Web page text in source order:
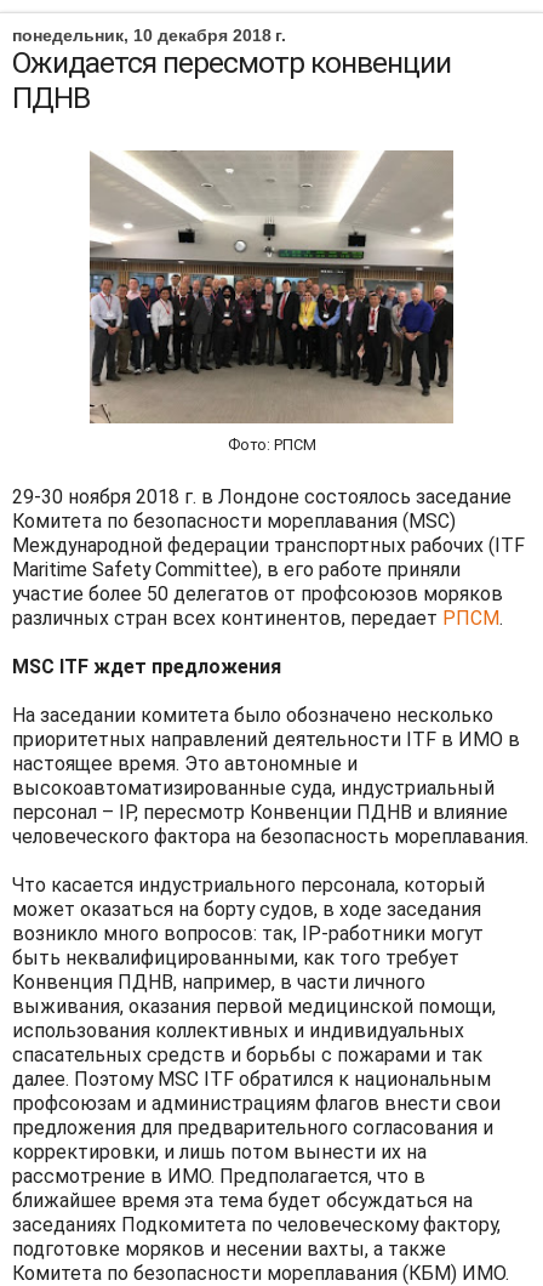
понедельник, 10 декабря 2018 г.
Ожидается пересмотр конвенции
ПДНВ
Фото: РПСМ
29-30 ноября 2018 г. в Лондоне состоялось заседание
Комитета по безопасности мореплавания (MSC)
Международной федерации транспортных рабочих (ITF
Maritime Safety Committee), в его работе приняли
участие более 50 делегатов от профсоюзов моряков
различных стран всех континентов, передает РПСМ.
MSC ITF ждет предложения
На заседании комитета было обозначено несколько
приоритетных направлений деятельности ITF в ИМО в
настоящее время. Это автономные и
высокоавтоматизированные суда, индустриальный
персонал – IP, пересмотр Конвенции ПДНВ и влияние
человеческого фактора на безопасность мореплавания.
Что касается индустриального персонала, который
может оказаться на борту судов, в ходе заседания
возникло много вопросов: так, IP-работники могут
быть неквалифицированными, как того требует
Конвенция ПДНВ, например, в части личного
выживания, оказания первой медицинской помощи,
использования коллективных и индивидуальных
спасательных средств и борьбы с пожарами и так
далее. Поэтому MSC ITF обратился к национальным
профсоюзам и администрациям флагов внести свои
предложения для предварительного согласования и
корректировки, и лишь потом вынести их на
рассмотрение в ИМО. Предполагается, что в
ближайшее время эта тема будет обсуждаться на
заседаниях Подкомитета по человеческому фактору,
подготовке моряков и несении вахты, а также
Комитета по безопасности мореплавания (КБМ) ИМО.